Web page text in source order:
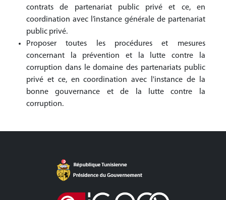
contrats de partenariat public privé et ce, en
coordination avec l’instance générale de partenariat
public privé.
Proposer toutes les procédures et mesures
concernant la prévention et la lutte contre la
corruption dans le domaine des partenariats public
privé et ce, en coordination avec l'instance de la
bonne gouvernance et de la lutte contre la
corruption.